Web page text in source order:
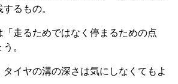
るもの。
走るためではなく停まるための点
。
イヤの溝の深さは気にしなくてもよ